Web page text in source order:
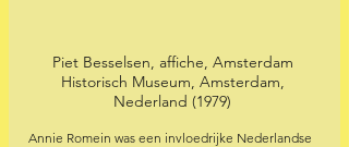
Piet Besselsen, affiche, Amsterdam
Historisch Museum, Amsterdam,
Nederland (1979)
Annie Romein was een invloedrijke Nederlandse